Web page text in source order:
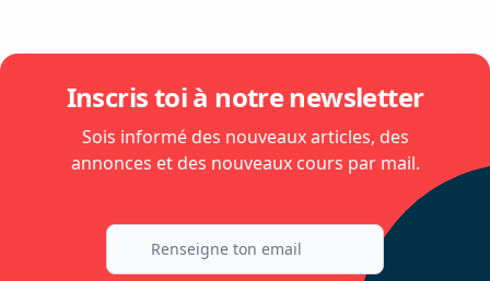
Inscris toi à notre newsletter
Sois informé des nouveaux articles, des
annonces et des nouveaux cours par mail.